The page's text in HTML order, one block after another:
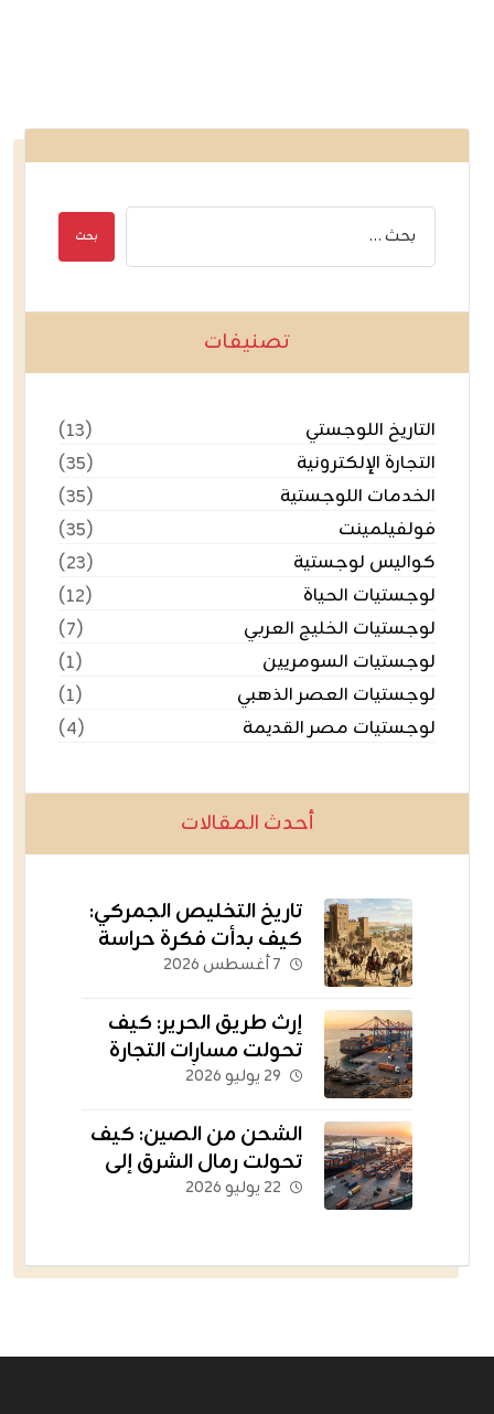
تصنيفات
التاريخ اللوجستي
(١٣)
التجارة الإلكترونية
(٣٥)
الخدمات اللوجستية
(٣٥)
فولفيلمينت
(٣٥)
كواليس لوجستية
(٢٣)
لوجستيات الحياة
(١٢)
لوجستيات الخليج العربي
(٧)
لوجستيات السومريين
(١)
لوجستيات العصر الذهبي
(١)
لوجستيات مصر القديمة
(٤)
أحدث المقالات
تاريخ التخليص الجمركي:
كيف بدأت فكرة حراسة
الثروات عبر الحدود؟
٧ أغسطس ٢٠٢٦
إرث طريق الحرير: كيف
تحولت مسارات التجارة
القديمة إلى أسطول
٢٩ يوليو ٢٠٢٦
الشحن من الصين: كيف
تحولت رمال الشرق إلى
الشريان اللوجستي
٢٢ يوليو ٢٠٢٦